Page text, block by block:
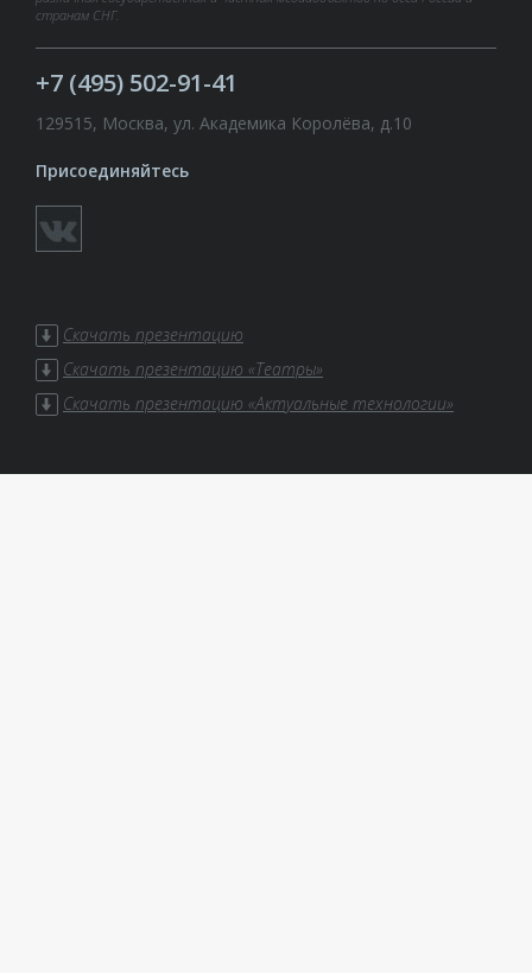
странам СНГ.
+7 (495) 502-91-41
129515, Москва, ул. Академика Королёва, д.10
Присоединяйтесь
Скачать презентацию
Скачать презентацию «Театры»
Скачать презентацию «Актуальные технологии»